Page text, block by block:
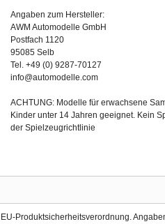
Angaben zum Hersteller:
AWM Automodelle GmbH
Postfach 1120
95085 Selb
Tel. +49 (0) 9287-70127
info@automodelle.com
ACHTUNG: Modelle für erwachsene
Kinder unter 14 Jahren geeignet. Kein
der Spielzeugrichtlinie
Produktsicherheitsverordnung.